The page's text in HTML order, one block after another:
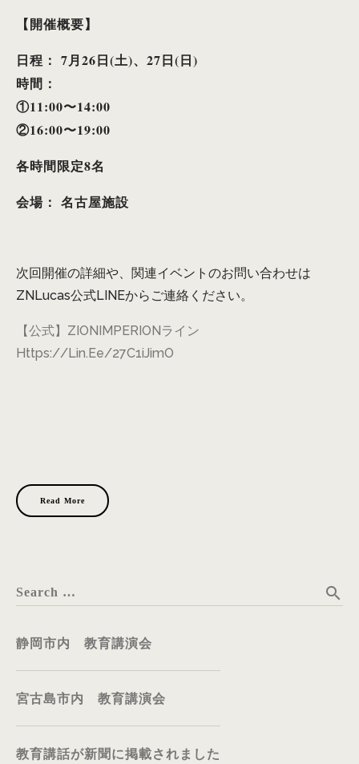
【開催概要】
日程： 7月26日(土)、27日(日)
時間：
①11:00〜14:00
②16:00〜19:00
各時間限定8名
会場： 名古屋施設
次回開催の詳細や、関連イベントのお問い合わせは
ZNLucas公式LINEからご連絡ください。
【公式】ZIONIMPERIONライン
Https://lin.ee/27C1iJimO
Read More
Search … search
静岡市内 教育講演会
宮古島市内 教育講演会
教育講話が新聞に掲載されました